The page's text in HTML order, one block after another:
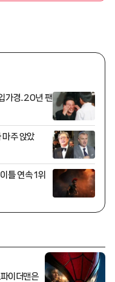
가경..20년 팬
마주 앉았
틀 연속 1위
이더맨은